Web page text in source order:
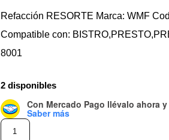
Refacción RESORTE Marca: WMF
Compatible con:
8001
2 disponibles
Con Mercado Pago llévalo ahora
Saber más